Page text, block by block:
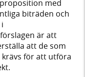
med
biträden och
är att
att de som
för att utföra